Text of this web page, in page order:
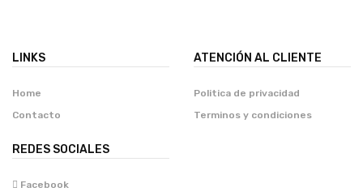
LINKS
Home
Contacto
ATENCIÓN AL CLIENTE
Politica de privacidad
Terminos y condiciones
REDES SOCIALES
Facebook